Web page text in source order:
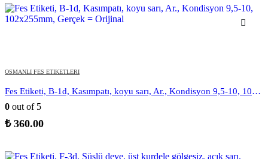
OSMANLI FES ETIKETLERI
Fes Etiketi, B-1d, Kasımpatı, koyu sarı, Ar., Kondisyon 9,5-10, 102x255mm, Gerçek = Orijinal
0 out of 5
₺360.00